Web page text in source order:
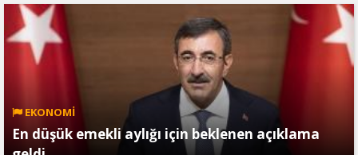
EKONOMİ
En düşük emekli aylığı için beklenen açıklama